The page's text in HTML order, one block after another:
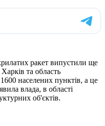
ракет випустили ще
та область
населених пунктів, а це
влада, в області
об'єктів.